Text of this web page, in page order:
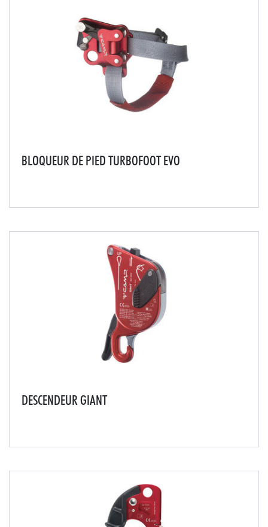
BLOQUEUR DE PIED TURBOFOOT EVO
lors de la remontée et une faible usure...
DESCENDEUR GIANT
forme spéciale de la poignée ergonom...